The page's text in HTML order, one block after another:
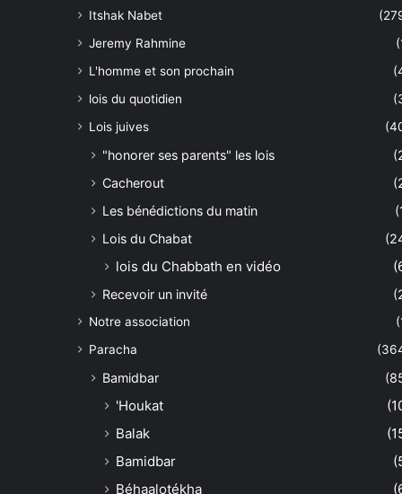
Itshak Nabet
Jeremy Rahmine
L'homme et son prochain
lois du quotidien
Lois juives
"honorer ses parents" les lois
Cacherout
Les bénédictions du matin
Lois du Chabat
lois du Chabbath en vidéo
Recevoir un invité
Notre association
Paracha
Bamidbar
'Houkat
Balak
Bamidbar
Béhaalotékha